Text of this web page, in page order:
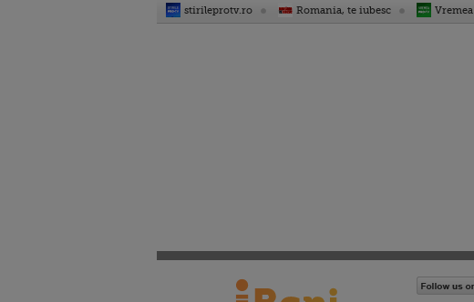
stirileprotv.ro Romania, te iubesc Vremea